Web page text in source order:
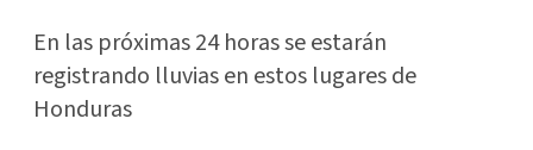
En las próximas 24 horas se estarán
registrando lluvias en estos lugares de
Honduras